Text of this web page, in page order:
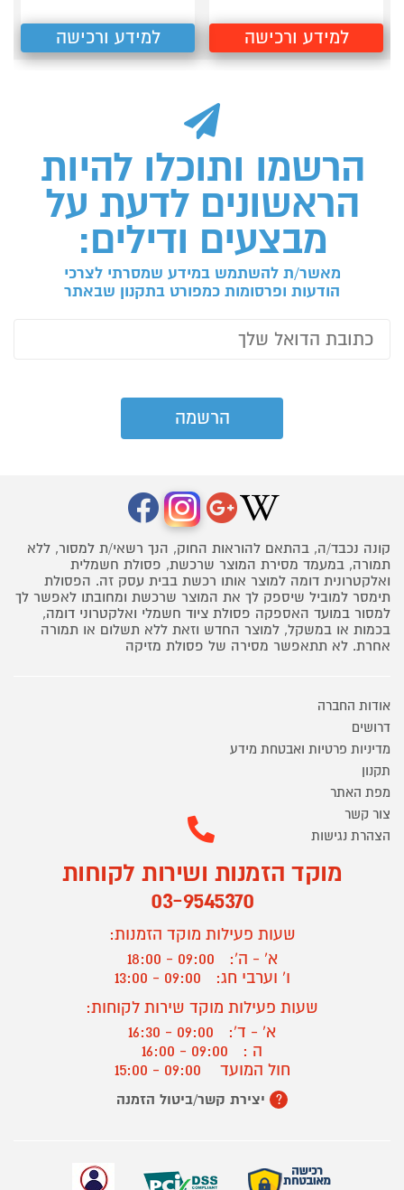
למידע ורכישה למידע ורכישה
הרשמו ותוכלו להיות
הראשונים לדעת על
מבצעים ודילים:
מאשר/ת להשתמש במידע שמסרתי לצרכי
הודעות ופרסומות כמפורט בתקנון שבאתר
קונה נכבד/ה, בהתאם להוראות החוק, הנך רשאי/ת למסור, ללא
תמורה, במעמד מסירת המוצר שרכשת, פסולת חשמלית
ואלקטרונית דומה למוצר אותו רכשת בבית עסק זה. הפסולת
תימסר למוביל שיספק לך את המוצר שרכשת ומחובתו לאפשר לך
למסור במועד האספקה פסולת ציוד חשמלי ואלקטרוני דומה,
בכמות או במשקל, למוצר החדש וזאת ללא תשלום או תמורה
אחרת. לא תתאפשר מסירה של פסולת מזיקה
אודות החברה
דרושים
מדיניות פרטיות ואבטחת מידע
תקנון
מפת האתר
צור קשר
הצהרת נגישות
מוקד הזמנות ושירות לקוחות
03-9545370
שעות פעילות מוקד הזמנות:
א' - ה':
09:00 - 18:00
ו' וערבי חג:
09:00 - 13:00
שעות פעילות מוקד שירות לקוחות:
א' - ד':
09:00 - 16:30
ה :
09:00 - 16:00
חול המועד
? יצירת קשר/ביטול הזמנה